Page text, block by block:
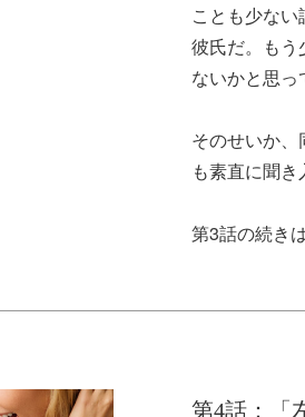
ことも少な
彼氏だ。もう
ないかと思っ
そのせいか
も素直に聞き
第3話の続き
第4話：「